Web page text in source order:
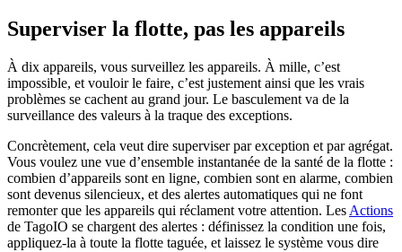
Superviser la flotte, pas les appareils
À dix appareils, vous surveillez les appareils. À mille, c’est
impossible, et vouloir le faire, c’est justement ainsi que les vrais
problèmes se cachent au grand jour. Le basculement va de la
surveillance des valeurs à la traque des exceptions.
Concrètement, cela veut dire superviser par exception et par agrégat.
Vous voulez une vue d’ensemble instantanée de la santé de la flotte :
combien d’appareils sont en ligne, combien sont en alarme, combien
sont devenus silencieux, et des alertes automatiques qui ne font
remonter que les appareils qui réclament votre attention. Les Actions
de TagoIO se chargent des alertes : définissez la condition une fois,
appliquez-la à toute la flotte taguée, et laissez le système vous dire